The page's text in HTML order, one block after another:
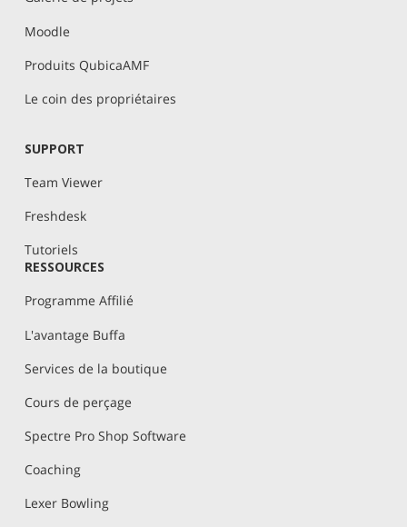
Moodle
Produits QubicaAMF
Le coin des propriétaires
SUPPORT
Team Viewer
Freshdesk
Tutoriels
RESSOURCES
Programme Affilié
L'avantage Buffa
Services de la boutique
Cours de perçage
Spectre Pro Shop Software
Coaching
Lexer Bowling